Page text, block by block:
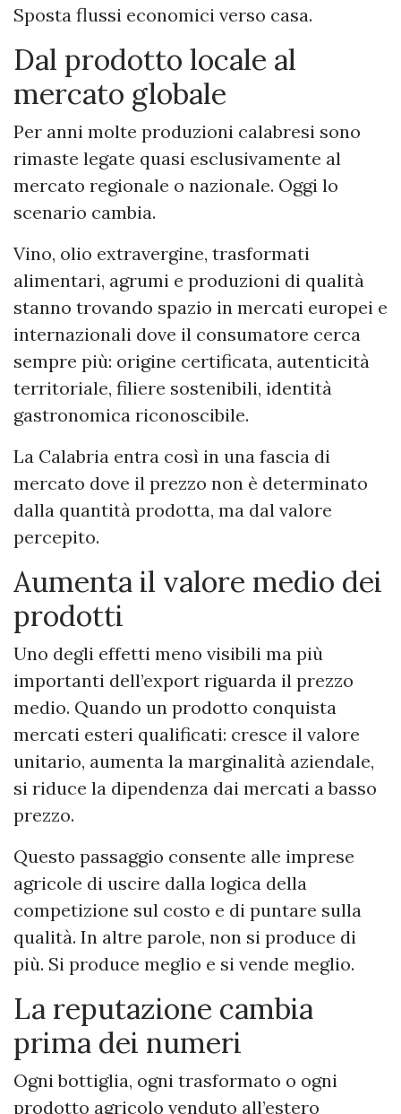
Sposta flussi economici verso casa.
Dal prodotto locale al
mercato globale
Per anni molte produzioni calabresi sono
rimaste legate quasi esclusivamente al
mercato regionale o nazionale. Oggi lo
scenario cambia.
Vino, olio extravergine, trasformati
alimentari, agrumi e produzioni di qualità
stanno trovando spazio in mercati europei e
internazionali dove il consumatore cerca
sempre più: origine certificata, autenticità
territoriale, filiere sostenibili, identità
gastronomica riconoscibile.
La Calabria entra così in una fascia di
mercato dove il prezzo non è determinato
dalla quantità prodotta, ma dal valore
percepito.
Aumenta il valore medio dei
prodotti
Uno degli effetti meno visibili ma più
importanti dell’export riguarda il prezzo
medio. Quando un prodotto conquista
mercati esteri qualificati: cresce il valore
unitario, aumenta la marginalità aziendale,
si riduce la dipendenza dai mercati a basso
prezzo.
Questo passaggio consente alle imprese
agricole di uscire dalla logica della
competizione sul costo e di puntare sulla
qualità. In altre parole, non si produce di
più. Si produce meglio e si vende meglio.
La reputazione cambia
prima dei numeri
Ogni bottiglia, ogni trasformato o ogni
prodotto agricolo venduto all’estero